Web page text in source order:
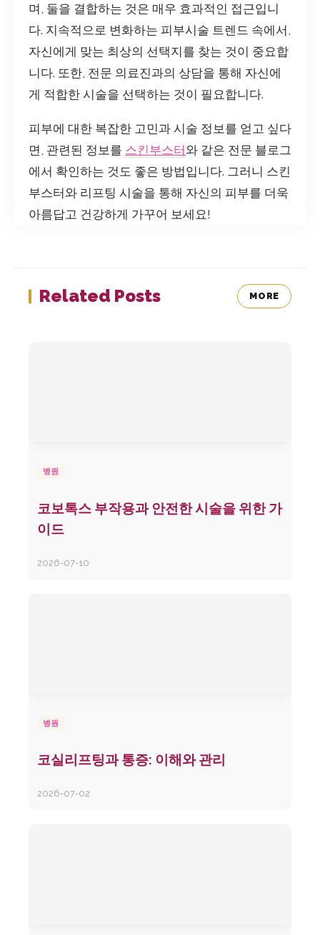
며, 둘을 결합하는 것은 매우 효과적인 접근입니
다. 지속적으로 변화하는 피부시술 트렌드 속에서,
자신에게 맞는 최상의 선택지를 찾는 것이 중요합
니다. 또한, 전문 의료진과의 상담을 통해 자신에
게 적합한 시술을 선택하는 것이 필요합니다.
피부에 대한 복잡한 고민과 시술 정보를 얻고 싶다
면, 관련된 정보를 스킨부스터 와 같은 전문 블로그
에서 확인하는 것도 좋은 방법입니다. 그러니 스킨
부스터와 리프팅 시술을 통해 자신의 피부를 더욱
아름답고 건강하게 가꾸어 보세요!
Related Posts MORE
병원
코보톡스 부작용과 안전한 시술을 위한 가
이드
2026-07-10
병원
코실리프팅과 통증: 이해와 관리
2026-07-02